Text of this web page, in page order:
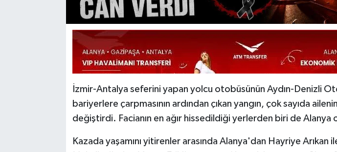
İzmir-Antalya seferini yapan yolcu otobüsünün Aydın-Denizli
bariyerlere çarpmasının ardından çıkan yangın, çok sayıda ailenin
değiştirdi. Facianın en ağır hissedildiği yerlerden biri de Alanya
Kazada yaşamını yitirenler arasında Alanya'dan Hayriye Arıkan